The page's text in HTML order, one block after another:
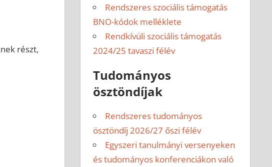
részt,
Rendszeres szociális támogatás
BNO-kódok melléklete
Rendkívüli szociális támogatás
2024/25 tavaszi félév
Tudományos
ösztöndíjak
Rendszeres tudományos
ösztöndíj 2026/27 őszi félév
Egyszeri tanulmányi versenyeken
és tudományos konferenciákon való